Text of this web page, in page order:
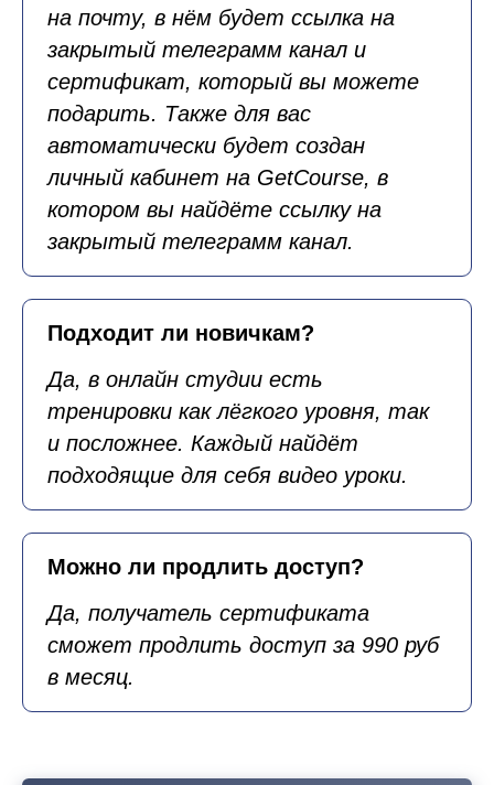
на почту, в нём будет ссылка на
закрытый телеграмм канал и
сертификат, который вы можете
подарить. Также для вас
автоматически будет создан
личный кабинет на GetCourse, в
котором вы найдёте ссылку на
закрытый телеграмм канал.
Подходит ли новичкам?
Да, в онлайн студии есть
тренировки как лёгкого уровня, так
и посложнее. Каждый найдёт
подходящие для себя видео уроки.
Можно ли продлить доступ?
Да, получатель сертификата
сможет продлить доступ за 990 руб
в месяц.